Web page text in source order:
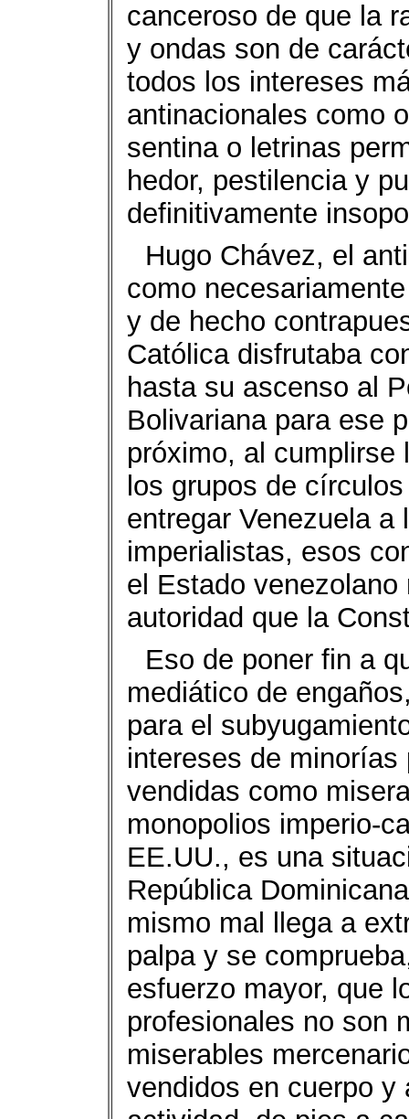
canceroso de que la
y ondas son de
todos los intereses
antinacionales como
sentina o letrinas
hedor, pestilencia y
definitivamente
Hugo Chávez, el
como
y de hecho
Católica disfrutaba
hasta su ascenso al
Bolivariana para ese
próximo, al cumplirse
los grupos de
entregar Venezuela
imperialistas, esos
el Estado
autoridad que la
Eso de poner fin a
mediático de
para el
intereses de
vendidas como
monopolios imperio-
EE.UU., es una
República
mismo mal llega a
palpa y se
esfuerzo mayor, que
profesionales no son
miserables
vendidos en cuerpo y